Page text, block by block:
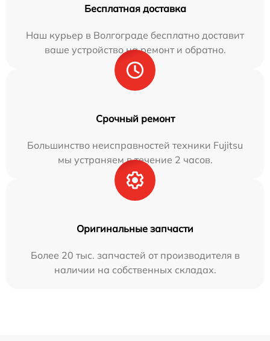
Бесплатная доставка
Наш курьер в Волгограде бесплатно доставит
ваше устройство на ремонт и обратно.
Срочный ремонт
Большинство неисправностей техники Fujitsu
мы устраняем в течение 2 часов.
Оригинальные запчасти
Более 20 тыс. запчастей от производителя в
наличии на собственных складах.